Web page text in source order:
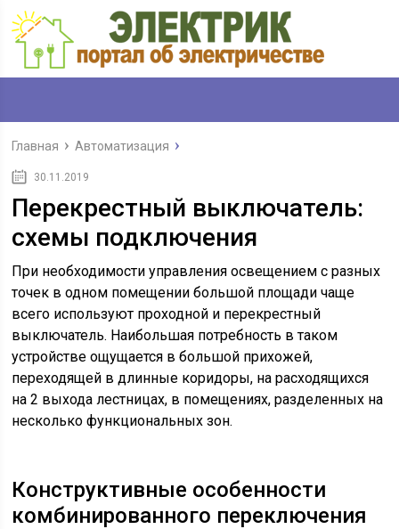
Главная Автоматизация
30.11.2019
Перекрестный выключатель:
схемы подключения
При необходимости управления освещением с разных
точек в одном помещении большой площади чаще
всего используют проходной и перекрестный
выключатель. Наибольшая потребность в таком
устройстве ощущается в большой прихожей,
переходящей в длинные коридоры, на расходящихся
на 2 выхода лестницах, в помещениях, разделенных на
несколько функциональных зон.
Конструктивные особенности
комбинированного переключения